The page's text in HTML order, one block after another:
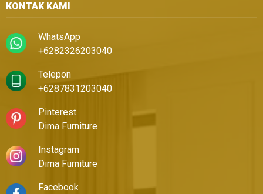
KONTAK KAMI
WhatsApp
+6282326203040
Telepon
+6287831203040
Pinterest
Dima Furniture
Instagram
Dima Furniture
Facebook